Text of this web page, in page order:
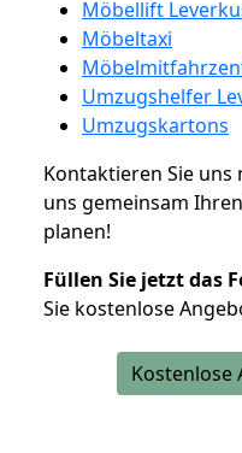
Möbellift
Möbeltaxi
Umzugshelfer
Umzugskartons
Kontaktieren Sie uns
uns gemeinsam
planen!
Füllen Sie jetzt das
Sie kostenlose
Kostenlose